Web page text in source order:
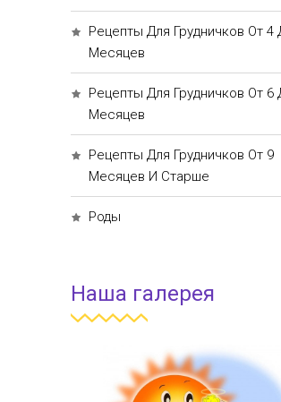
Рецепты Для Грудничков От 4
Месяцев
Рецепты Для Грудничков От 6
Месяцев
Рецепты Для Грудничков От 9
Месяцев И Старше
Роды
Наша галерея